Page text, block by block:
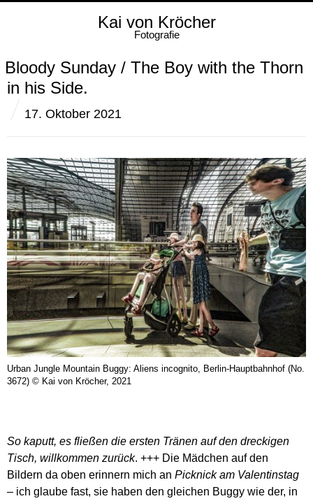
Kai von Kröcher
Fotografie
Bloody Sunday / The Boy with the Thorn
in his Side.
17. Oktober 2021
Urban Jungle Mountain Buggy: Aliens incognito, Berlin-Hauptbahnhof (No.
3672) © Kai von Kröcher, 2021
So kaputt, es fließen die ersten Tränen auf den dreckigen
Tisch, willkommen zurück. +++ Die Mädchen auf den
Bildern da oben erinnern mich an Picknick am Valentinstag
– ich glaube fast, sie haben den gleichen Buggy wie der, in